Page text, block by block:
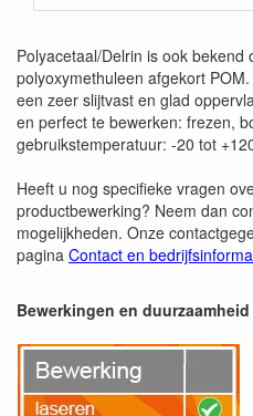
Polyacetaal/Delrin is ook bekend
polyoxymethuleen afgekort
een zeer slijtvast en glad
en perfect te bewerken: frezen,
gebruikstemperatuur: -20 tot
Heeft u nog specifieke vragen
productbewerking? Neem dan
mogelijkheden. Onze
pagina Contact en
Bewerkingen en duurzaamheid